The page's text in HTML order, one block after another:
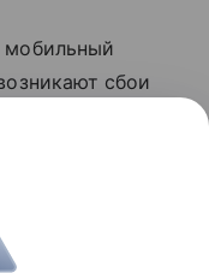
мобильный
сбои